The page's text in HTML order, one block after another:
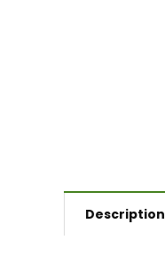
Description